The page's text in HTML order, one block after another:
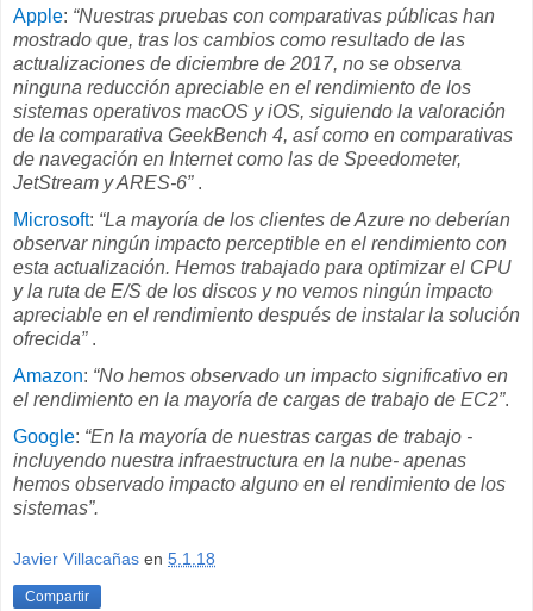
Apple: “Nuestras pruebas con comparativas públicas han
mostrado que, tras los cambios como resultado de las
actualizaciones de diciembre de 2017, no se observa
ninguna reducción apreciable en el rendimiento de los
sistemas operativos macOS y iOS, siguiendo la valoración
de la comparativa GeekBench 4, así como en comparativas
de navegación en Internet como las de Speedometer,
JetStream y ARES-6”.
Microsoft: “La mayoría de los clientes de Azure no deberían
observar ningún impacto perceptible en el rendimiento con
esta actualización. Hemos trabajado para optimizar el CPU
y la ruta de E/S de los discos y no vemos ningún impacto
apreciable en el rendimiento después de instalar la solución
ofrecida”.
Amazon: “No hemos observado un impacto significativo en
el rendimiento en la mayoría de cargas de trabajo de EC2”.
Google: “En la mayoría de nuestras cargas de trabajo -
incluyendo nuestra infraestructura en la nube- apenas
hemos observado impacto alguno en el rendimiento de los
sistemas”.
Javier Villacañas en 5.1.18
Compartir